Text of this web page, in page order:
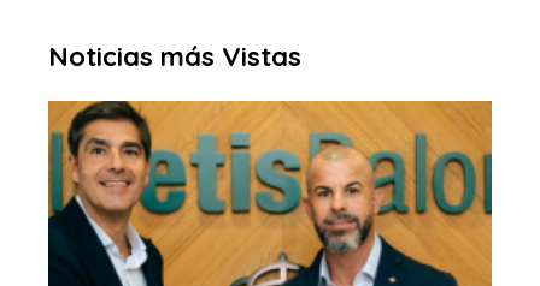
Noticias más Vistas